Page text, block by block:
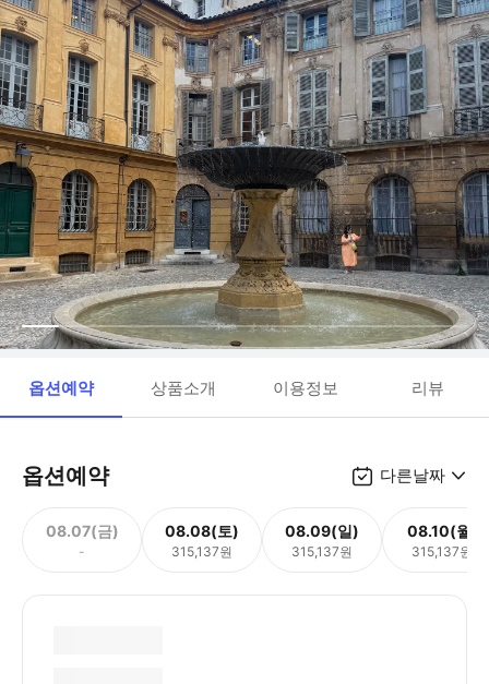
옵션예약 상품소개 이용정보 리뷰
옵션예약 다른날짜
08.07(금)
-
08.08(토)
315,137원
08.09(일)
315,137원
08.10(월)
315,137원